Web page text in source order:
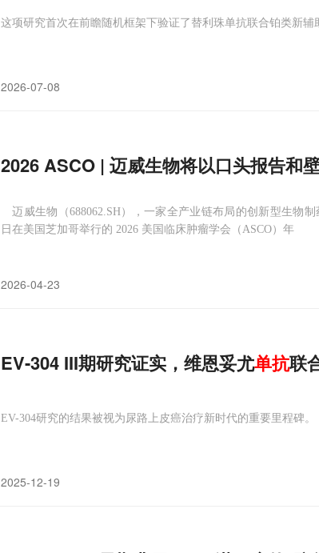
这项研究首次在前瞻随机框架下验证了替利珠单抗联合铂类新辅
2026-07-08
2026 ASCO | 迈威生物将以口头报告和
迈威生物（688062.SH），一家全产业链布局的创新型生物
日在美国芝加哥举行的 2026 美国临床肿瘤学会（ASCO）年
2026-04-23
EV-304 III期研究证实，维恩妥尤单抗联
EV-304研究的结果被视为尿路上皮癌治疗新时代的重要里程碑。
2025-12-19